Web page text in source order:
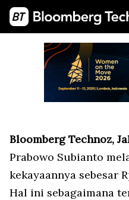
Bloomberg Technoz,
Prabowo Subianto
kekayaannya sebesar
Hal ini sebagaimana